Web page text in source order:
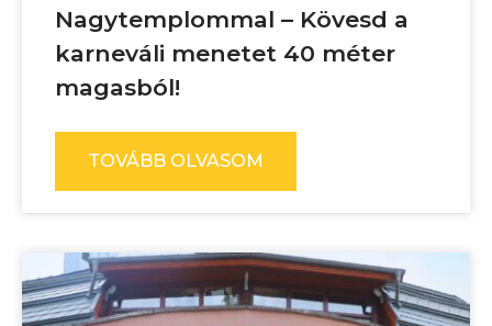
Nagytemplommal – Kövesd a
karneváli menetet 40 méter
magasból!
TOVÁBB OLVASOM